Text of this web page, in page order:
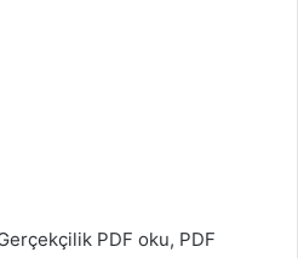
PDF oku, PDF